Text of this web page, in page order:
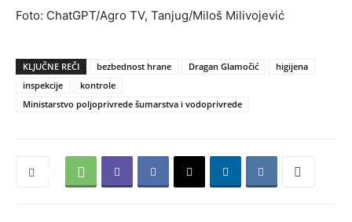
Foto: ChatGPT/Agro TV, Tanjug/Miloš Milivojević
KLJUČNE REČI bezbednost hrane Dragan Glamočić
higijena
inspekcije
kontrole
Ministarstvo poljoprivrede šumarstva i vodoprivrede